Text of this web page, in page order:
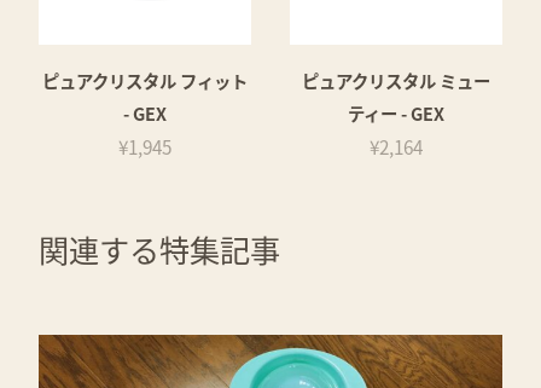
ピュアクリスタル フィット
- GEX
¥1,945
ピュアクリスタル ミュー
ティー - GEX
¥2,164
関連する特集記事